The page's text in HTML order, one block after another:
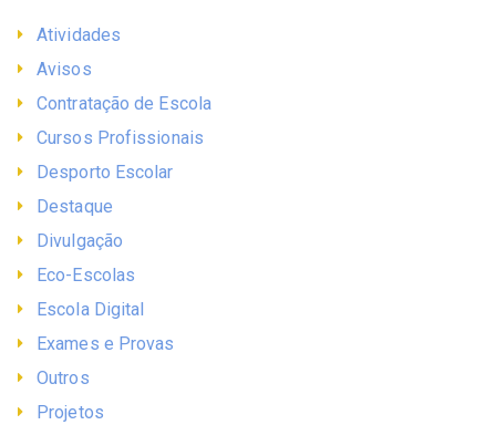
Atividades
Avisos
Contratação de Escola
Cursos Profissionais
Desporto Escolar
Destaque
Divulgação
Eco-Escolas
Escola Digital
Exames e Provas
Outros
Projetos